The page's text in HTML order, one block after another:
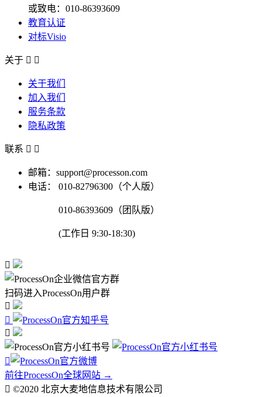
或致电：010-86393609
教育认证
对标Visio
关于  
关于我们
加入我们
服务条款
隐私政策
联系  
邮箱：support@processon.com
电话：
010-82796300（个人版）
010-86393609（团队版）
(工作日 9:30-18:30)

扫码进入ProcessOn用户群




前往ProcessOn全球网站 →
 ©2020 北京大麦地信息技术有限公司